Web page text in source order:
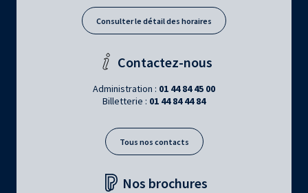
Consulter le détail des horaires
Contactez-nous
Administration : 01 44 84 45 00
Billetterie : 01 44 84 44 84
Tous nos contacts
Nos brochures